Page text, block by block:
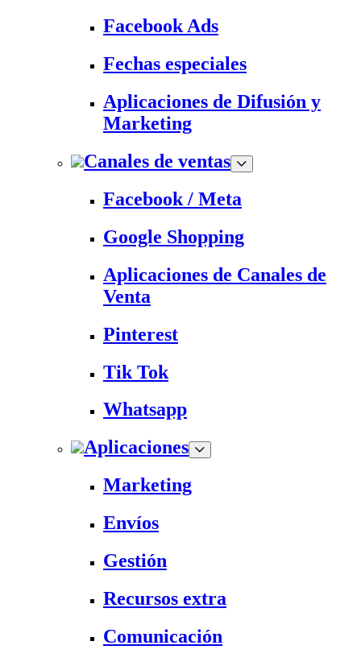
Facebook Ads
Fechas especiales
Aplicaciones de Difusión y
Marketing
Canales de ventas
Facebook / Meta
Google Shopping
Aplicaciones de Canales de
Venta
Pinterest
Tik Tok
Whatsapp
Aplicaciones
Marketing
Envíos
Gestión
Recursos extra
Comunicación